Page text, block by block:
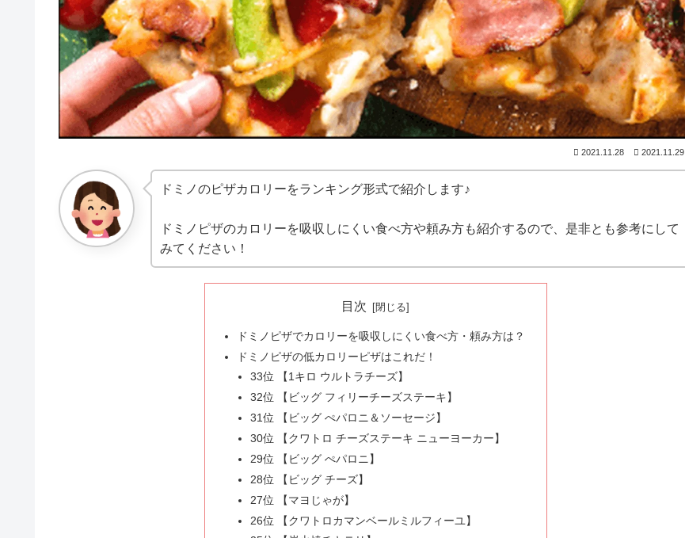
2021.11.28 2021.11.29
ドミノのピザカロリーをランキング形式で紹介します♪
ドミノピザのカロリーを吸収しにくい食べ方や頼み方も紹介するので、是非とも参考にして
みてください！
目次
ドミノピザでカロリーを吸収しにくい食べ方・頼み方は？
ドミノピザの低カロリーピザはこれだ！
33位 【1キロ ウルトラチーズ】
32位 【ビッグ フィリーチーズステーキ】
31位 【ビッグ ぺパロニ＆ソーセージ】
30位 【クワトロ チーズステーキ ニューヨーカー】
29位 【ビッグ ぺパロニ】
28位 【ビッグ チーズ】
27位 【マヨじゃが】
26位 【クワトロカマンベールミルフィーユ】